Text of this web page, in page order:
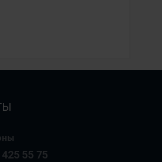
425 55 75